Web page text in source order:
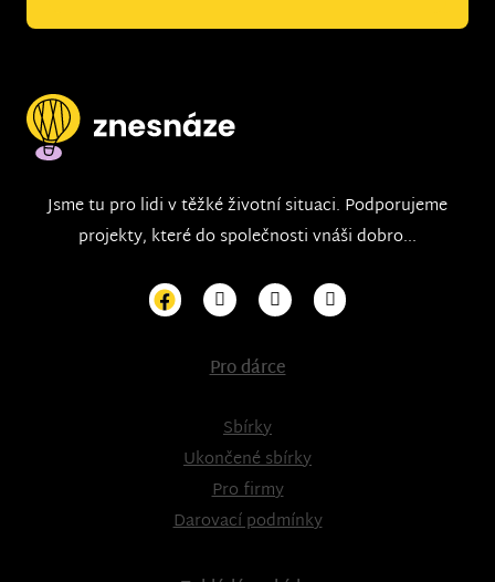
Jsme tu pro lidi v těžké životní situaci. Podporujeme
projekty, které do společnosti vnáši dobro...
Pro dárce
Sbírky
Ukončené sbírky
Pro firmy
Darovací podmínky